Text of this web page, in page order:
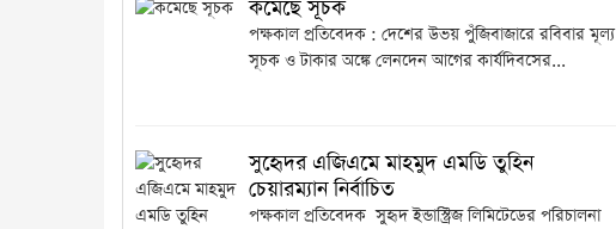
কমেছে সূচক
পক্ষকাল প্রতিবেদক : দেশের উভয় পুঁজিবাজারে রবিবার মূল্য
সূচক ও টাকার অঙ্কে লেনদেন আগের কার্যদিবসের...
সুহৃেদর এজিএমে মাহমুদ এমডি তুহিন
চেয়ারম্যান নির্বাচিত
পক্ষকাল প্রতিবেদক সুহৃদ ইন্ডাস্ট্রিজ লিমিটেডের পরিচালনা